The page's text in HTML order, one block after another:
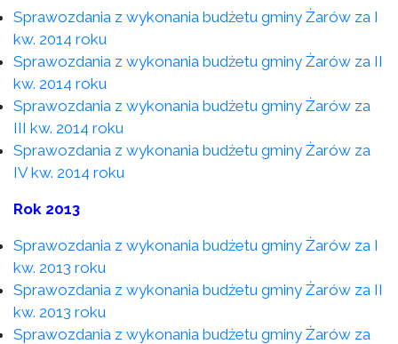
Sprawozdania z wykonania budżetu gminy Żarów za I
kw. 2014 roku
Sprawozdania z wykonania budżetu gminy Żarów za II
kw. 2014 roku
Sprawozdania z wykonania budżetu gminy Żarów za
III kw. 2014 roku
Sprawozdania z wykonania budżetu gminy Żarów za
IV kw. 2014 roku
Rok 2013
Sprawozdania z wykonania budżetu gminy Żarów za I
kw. 2013 roku
Sprawozdania z wykonania budżetu gminy Żarów za II
kw. 2013 roku
Sprawozdania z wykonania budżetu gminy Żarów za